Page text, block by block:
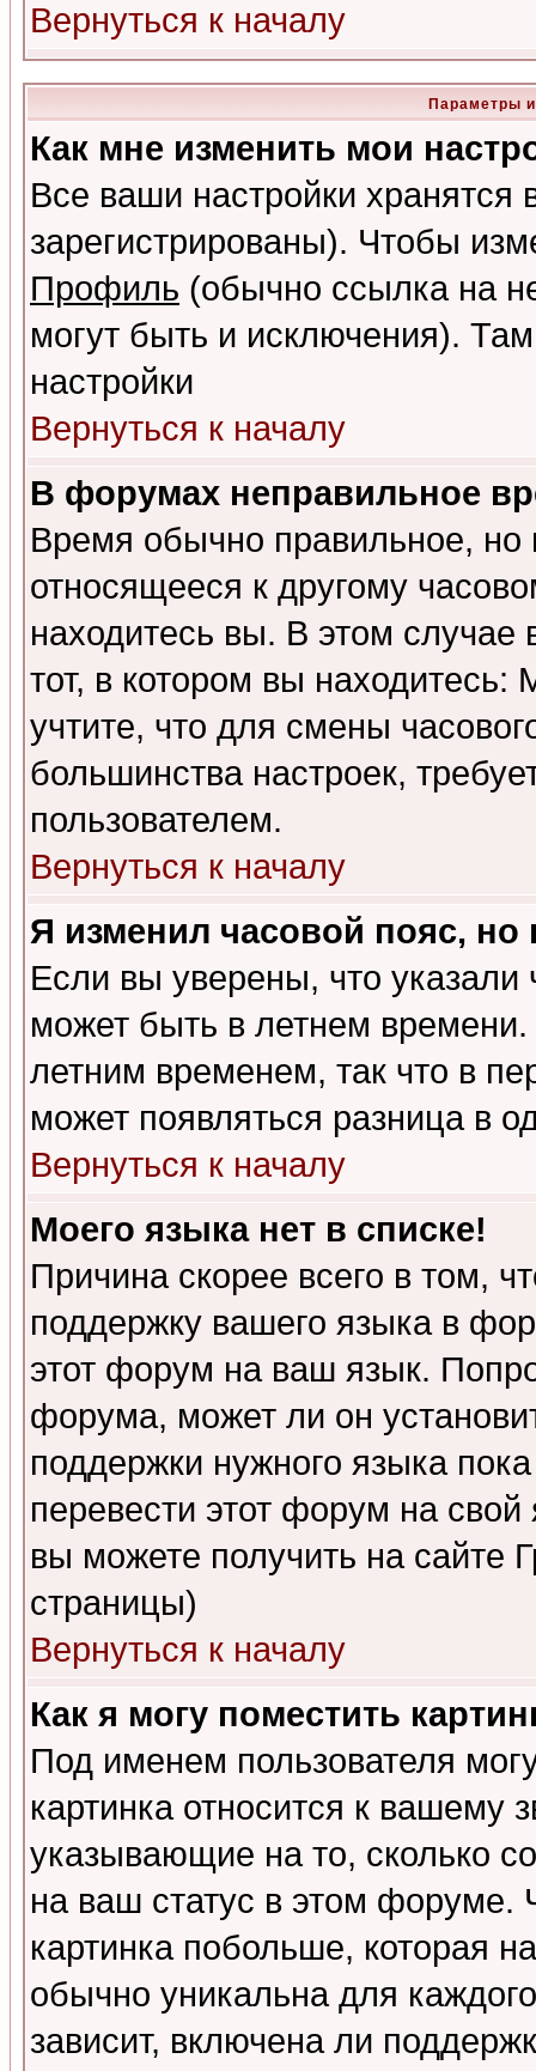
Вернуться к началу
Параметры
Как мне изменить мои
Все ваши настройки
зарегистрированы). Чтобы
Профиль (обычно ссылка на
могут быть и исключения).
настройки
Вернуться к началу
В форумах неправильное
Время обычно правильное,
относящееся к другому
находитесь вы. В этом
тот, в котором вы
учтите, что для смены
большинства настроек,
пользователем.
Вернуться к началу
Я изменил часовой пояс,
Если вы уверены, что указали
может быть в летнем
летним временем, так что в
может появляться разница в
Вернуться к началу
Моего языка нет в списке!
Причина скорее всего в том,
поддержку вашего языка в
этот форум на ваш язык.
форума, может ли он
поддержки нужного языка
перевести этот форум на
вы можете получить на сайте
страницы)
Вернуться к началу
Как я могу поместить
Под именем пользователя
картинка относится к вашему
указывающие на то, сколько
на ваш статус в этом форуме.
картинка побольше, которая
обычно уникальна для
зависит, включена ли